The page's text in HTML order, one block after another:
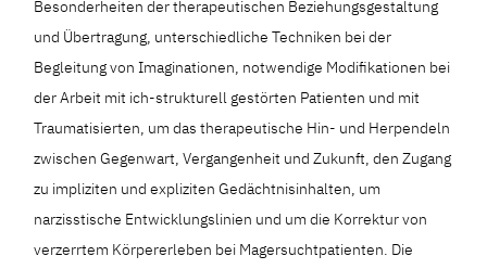
Besonderheiten der therapeutischen Beziehungsgestaltung
und Übertragung, unterschiedliche Techniken bei der
Begleitung von Imaginationen, notwendige Modifikationen bei
der Arbeit mit ich-strukturell gestörten Patienten und mit
Traumatisierten, um das therapeutische Hin- und Herpendeln
zwischen Gegenwart, Vergangenheit und Zukunft, den Zugang
zu impliziten und expliziten Gedächtnisinhalten, um
narzisstische Entwicklungslinien und um die Korrektur von
verzerrtem Körpererleben bei Magersuchtpatienten. Die